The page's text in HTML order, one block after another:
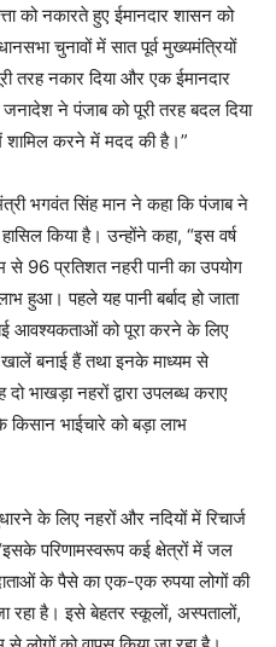
को नकारते हुए ईमानदार शासन को
चुनावों में सात पूर्व मुख्यमंत्रियों
तरह नकार दिया और एक ईमानदार
ने पंजाब को पूरी तरह बदल दिया
शामिल करने में मदद की है।”
भगवंत सिंह मान ने कहा कि पंजाब ने
किया है। उन्होंने कहा, “इस वर्ष
से 96 प्रतिशत नहरी पानी का उपयोग
हुआ। पहले यह पानी बर्बाद हो जाता
आवश्यकताओं को पूरा करने के लिए
बनाई हैं तथा इनके माध्यम से
भाखड़ा नहरों द्वारा उपलब्ध कराए
भाईचारे को बड़ा लाभ
के लिए नहरों और नदियों में रिचार्ज
परिणामस्वरूप कई क्षेत्रों में जल
के पैसे का एक-एक रुपया लोगों की
रहा है। इसे बेहतर स्कूलों, अस्पतालों,